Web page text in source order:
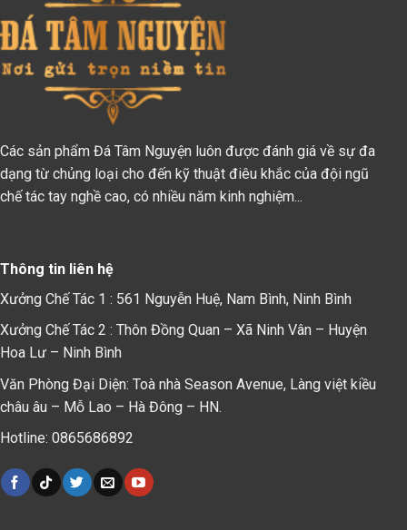
Các sản phẩm Đá Tâm Nguyện luôn được đánh giá về sự đa
dạng từ chủng loại cho đến kỹ thuật điêu khắc của đội ngũ
chế tác tay nghề cao, có nhiều năm kinh nghiệm...
Thông tin liên hệ
Xưởng Chế Tác 1 : 561 Nguyễn Huệ, Nam Bình, Ninh Bình
Xưởng Chế Tác 2 : Thôn Đồng Quan – Xã Ninh Vân – Huyện
Hoa Lư – Ninh Bình
Văn Phòng Đại Diện: Toà nhà Season Avenue, Làng việt kiều
châu âu – Mỗ Lao – Hà Đông – HN.
Hotline: 0865686892